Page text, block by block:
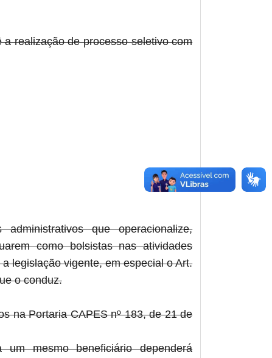
realização de processo seletivo com
que operacionalize,
como bolsistas nas atividades
legislação vigente, em especial o Art.
o conduz.
na Portaria CAPES nº 183, de 21 de
mesmo beneficiário dependerá